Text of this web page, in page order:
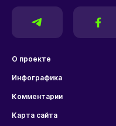
О проекте
Инфографика
Комментарии
Карта сайта